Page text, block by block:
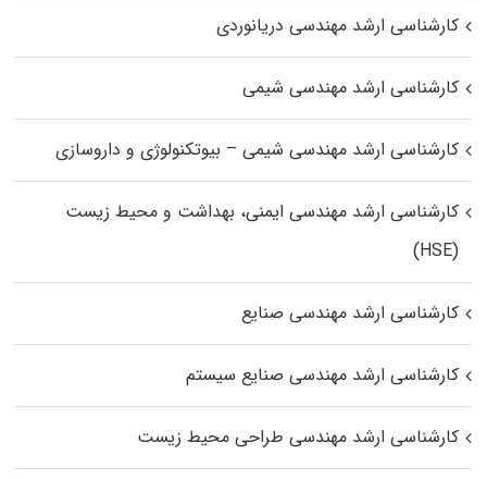
کارشناسی ارشد مهندسی دریانوردی
کارشناسی ارشد مهندسی شیمی
کارشناسی ارشد مهندسی شیمی – بیوتکنولوژی و داروسازی
کارشناسی ارشد مهندسی ایمنی، بهداشت و محیط زیست
(HSE)
کارشناسی ارشد مهندسی صنایع
کارشناسی ارشد مهندسی صنایع سیستم
کارشناسی ارشد مهندسی طراحی محیط زیست